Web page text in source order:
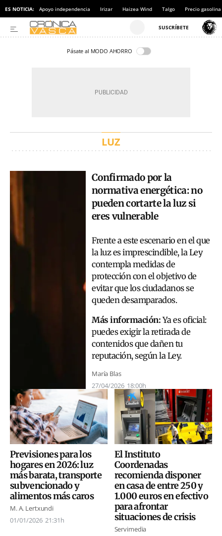
ES NOTICIA: Apoyo independencia Irizar Haizea Wind Talgo Precio gasolina
Pásate al MODO AHORRO
LUZ
Confirmado por la
normativa energética: no
pueden cortarte la luz si
eres vulnerable
Frente a este escenario en el que
la luz es imprescindible, la Ley
contempla medidas de
protección con el objetivo de
evitar que los ciudadanos se
queden desamparados.
Más información:Ya es oficial:
puedes exigir la retirada de
contenidos que dañen tu
reputación, según la Ley.
María Blas
27/04/2026 18:00h
Previsiones para los
hogares en 2026: luz
más barata, transporte
subvencionado y
alimentos más caros
M. A. Lertxundi
01/01/2026 21:31h
El Instituto
Coordenadas
recomienda disponer
en casa de entre 250 y
1.000 euros en efectivo
para afrontar
situaciones de crisis
Servimedia